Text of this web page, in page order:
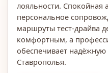
лояльности. Спокойная
персональное
маршруты тест‑драйва
комфортным, а
обеспечивает надёжную
Ставрополья.